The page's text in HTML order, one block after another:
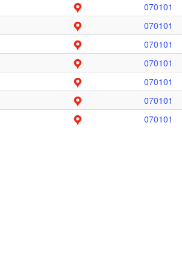
070101
070101
070101
070101
070101
070101
070101